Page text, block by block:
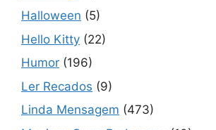
Halloween (5)
Hello Kitty (22)
Humor (196)
Ler Recados (9)
Linda Mensagem (473)